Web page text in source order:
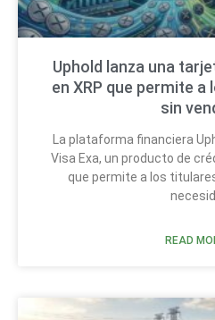
Uphold lanza una
en XRP que permite
sin
La plataforma financiera
Visa Exa, un producto de
que permite a los
READ